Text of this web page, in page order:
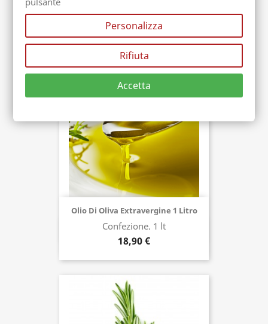
Confezione. 190 gr
8,00 €
Acquista ora
Olio Di Oliva Extravergine 1 Litro
Confezione. 1 lt
18,90 €
IN PROMO
Acquista ora
Personalizza
Rifiuta
Accetta